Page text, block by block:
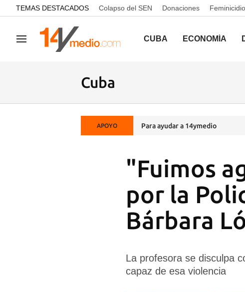
common.go-to-content
TEMAS DESTACADOS Colapso del SEN Donaciones
Navegación CUBA ECONOMÍA
Cuba
APOYO Para ayudar a 14ymedio
"Fuimos
por la
Bárbara
La profesora se disculpa
capaz de esa violencia